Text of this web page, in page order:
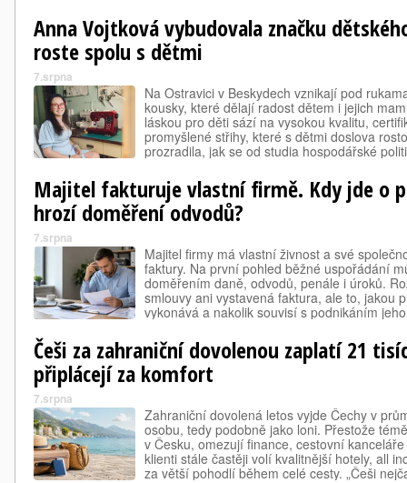
Anna Vojtková vybudovala značku
roste spolu s dětmi
7.srpna
Na Ostravici v Beskydech vznikají pod
kousky, které dělají radost dětem i jejich
láskou pro děti sází na vysokou kvalitu,
promyšlené střihy, které s dětmi doslova
prozradila, jak se od studia hospodářské
Majitel fakturuje vlastní firmě. Kdy jde o
hrozí doměření odvodů?
7.srpna
Majitel firmy má vlastní živnost a své
faktury. Na první pohled běžné uspořádání
doměřením daně, odvodů, penále i úroků.
smlouvy ani vystavená faktura, ale to, jakou
vykonává a nakolik souvisí s podnikáním
Češi za zahraniční dovolenou zaplatí 21
připlácejí za komfort
7.srpna
Zahraniční dovolená letos vyjde Čechy v
osobu, tedy podobně jako loni. Přestože
v Česku, omezují finance, cestovní
klienti stále častěji volí kvalitnější hotely, all
za větší pohodlí během celé cesty. „Češi